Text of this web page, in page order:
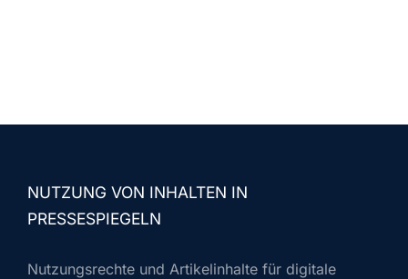
NUTZUNG VON INHALTEN IN
PRESSESPIEGELN
Nutzungsrechte und Artikelinhalte für digitale